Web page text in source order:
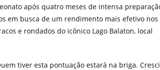
após quatro meses de intensa
em busca de um rendimento mais efetivo nos
e rondados do icônico Lago Balaton, local
tiver esta pontuação estará na briga. Cresci